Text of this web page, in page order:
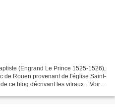
(Engrand Le Prince 1525-1526),
de Rouen provenant de l'église Saint-
ce blog décrivant les vitraux. . Voir